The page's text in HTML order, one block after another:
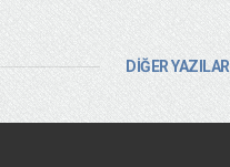
DİĞER YAZILAR